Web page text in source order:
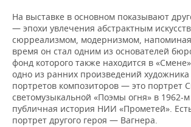
На выставке в основном показывают
— эпохи увлечения абстрактным
сюрреализмом, модернизмом,
время он стал одним из основателей
фонд которого также находится в
одно из ранних произведений
портретов композиторов — это портрет
светомузыкальной «Поэмы огня» в 1962-
публичная история НИИ «Прометей».
портрет другого героя — Вагнера.